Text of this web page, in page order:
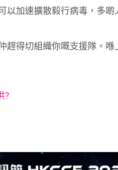
以加速擴散毅行病毒，多
趕得切組織你嘅支援隊。
?